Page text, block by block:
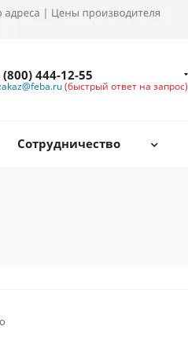
(800) 444-12-55
(быстрый ответ на запрос)
Сотрудничество